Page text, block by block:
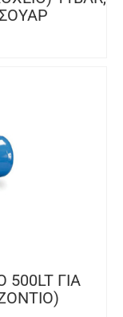
ΓΙΑ